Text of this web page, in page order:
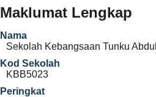
Maklumat Lengkap
Nama
Sekolah Kebangsaan Tunku
Kod Sekolah
KBB5023
Peringkat